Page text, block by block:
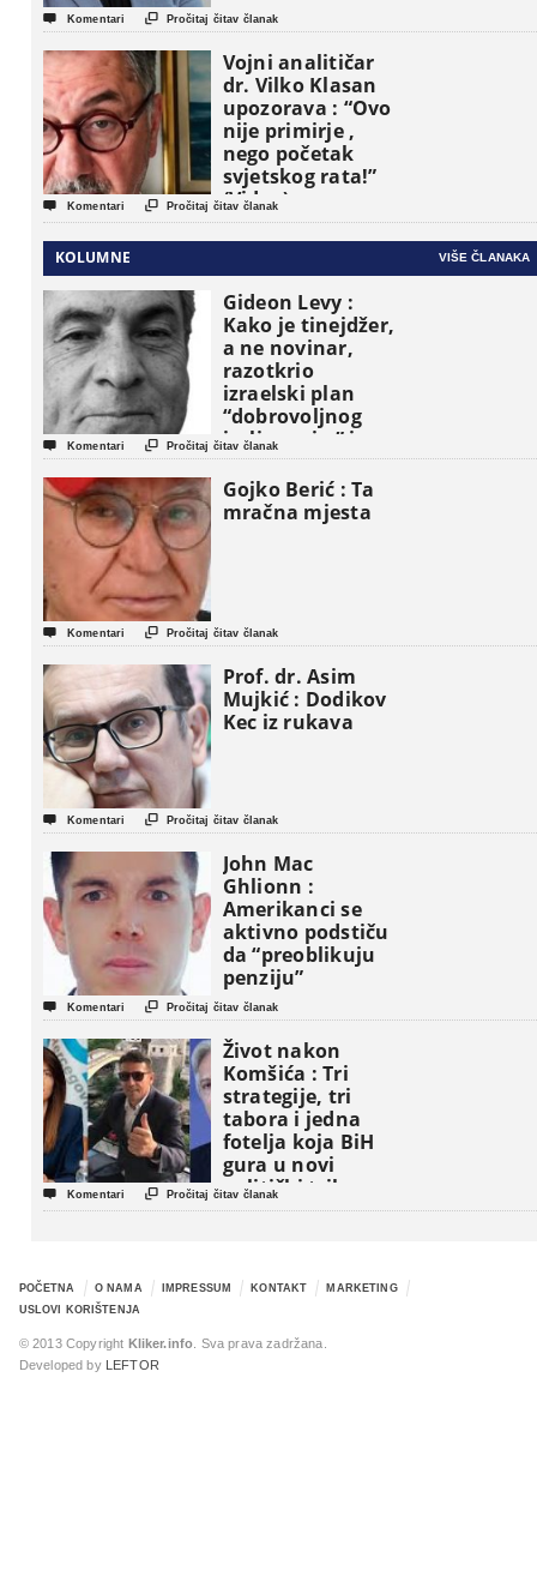
 Komentari  Pročitaj čitav članak
Vojni analitičar
dr. Vilko Klasan
upozorava : “Ovo
nije primirje ,
nego početak
svjetskog rata!”
(Video)
 Komentari  Pročitaj čitav članak
KOLUMNE VIŠE ČLANAKA
Gideon Levy :
Kako je tinejdžer,
a ne novinar,
razotkrio
izraelski plan
“dobrovoljnog
iseljavanja ” iz
Gaze
 Komentari  Pročitaj čitav članak
Gojko Berić : Ta
mračna mjesta
 Komentari  Pročitaj čitav članak
Prof. dr. Asim
Mujkić : Dodikov
Kec iz rukava
 Komentari  Pročitaj čitav članak
John Mac
Ghlionn :
Amerikanci se
aktivno podstiču
da “preoblikuju
penziju”
 Komentari  Pročitaj čitav članak
Život nakon
Komšića : Tri
strategije, tri
tabora i jedna
fotelja koja BiH
gura u novi
politički triler
 Komentari  Pročitaj čitav članak
POČETNA O NAMA IMPRESSUM KONTAKT
MARKETING
USLOVI KORIŠTENJA
© 2013 Copyright Kliker.info . Sva prava zadržana.
Developed by
LEFTOR